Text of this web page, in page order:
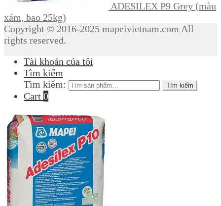
ADESILEX P9 Grey (màu
xám, bao 25kg)
Copyright © 2016-2025 mapeivietnam.com All
rights reserved.
Tài khoản của tôi
Tìm kiếm
Tìm kiếm:
Tìm kiếm
Cart 0